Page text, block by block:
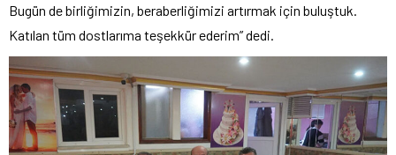
Bugün de birliğimizin, beraberliğimizi artırmak için buluştuk.
Katılan tüm dostlarıma teşekkür ederim” dedi.